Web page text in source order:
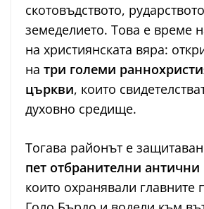
скотовъдството,
земеделието. Това е време
на християнската вяра:
на три големи
църкви, които
духовно средище.
Тогава районът е
пет отбранителни антични
които охранявали главните